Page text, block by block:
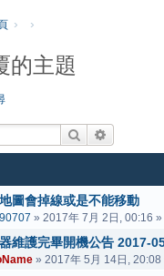
的主題
搜尋
圖會掉線或是不能移動
» 2017年 7月 2日, 00:16 »
維護完畢開機公告 2017-
» 2017年 5月 14日, 20:08